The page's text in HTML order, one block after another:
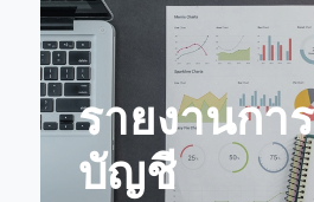
รายงานกา
บัญชี